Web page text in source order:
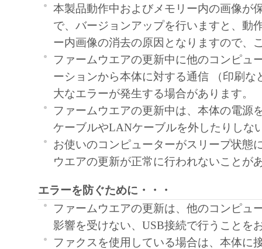
本製品動作中およびメモリー内の画像が
で、バージョンアップを行いますと、動
ー内画像の消去の原因となりますので、
ファームウエアの更新中に他のコンピュ
ーションから本体に対する通信 （印刷な
大なエラーが発生する場合があります。
ファームウエアの更新中は、本体の電源
ケーブルやLANケーブルを外したりしな
お使いのコンピューターがスリープ状態
ウエアの更新が正常に行われないことが
エラーを防ぐために・・・
ファームウエアの更新は、他のコンピュ
影響を受けない、USB接続で行うことを
ファクスを使用している場合は、本体に